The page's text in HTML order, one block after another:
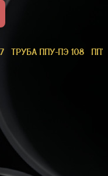
ТРУБА ППУ-ПЭ 108